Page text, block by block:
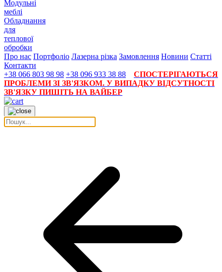
Модульні
меблі
Обладнання
для
теплової
обробки
Про нас Портфоліо Лазерна різка Замовлення Новини Статті
Контакти
+38 066 803 98 98 +38 096 933 38 88
СПОСТЕРІГАЮТЬСЯ
ПРОБЛЕМИ ЗІ ЗВ'ЯЗКОМ. У ВИПАДКУ ВІДСУТНОСТІ
ЗВ'ЯЗКУ ПИШІТЬ НА ВАЙБЕР